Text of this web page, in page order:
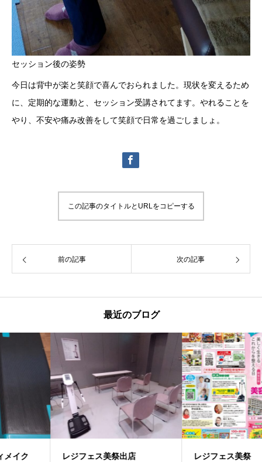
セッション後の姿勢
今日は背中が楽と笑顔で喜んでおられました。現状を変えるため
に、定期的な運動と、セッション受講されてます。やれることを
やり、不安や痛み改善をして笑顔で日常を過ごしましょ。
この記事のタイトルとURLをコピーする
前の記事 次の記事
最近のブログ
レジフェス美祭出店 レジフェス美祭